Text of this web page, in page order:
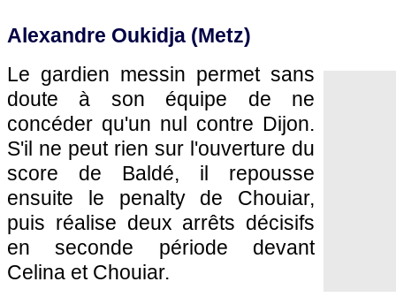
Alexandre Oukidja (Metz)
Le gardien messin permet sans
doute à son équipe de ne
concéder qu'un nul contre Dijon.
S'il ne peut rien sur l'ouverture du
score de Baldé, il repousse
ensuite le penalty de Chouiar,
puis réalise deux arrêts décisifs
en seconde période devant
Celina et Chouiar.